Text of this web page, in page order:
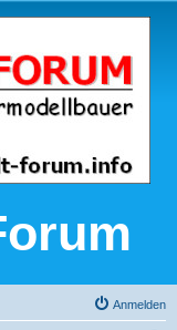
Anmelden